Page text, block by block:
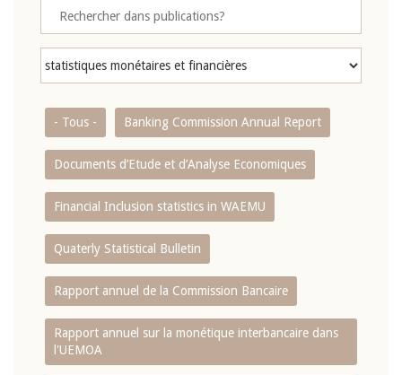
- Tous - Banking Commission Annual Report
Documents d’Etude et d’Analyse Economiques
Financial Inclusion statistics in WAEMU
Quaterly Statistical Bulletin
Rapport annuel de la Commission Bancaire
Rapport annuel sur la monétique interbancaire dans
l'UEMOA